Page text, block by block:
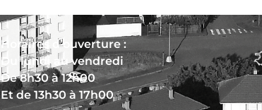
Horaires d’ouverture :
Du lundi au vendredi
De 8h30 à 12h00
Et de 13h30 à 17h00